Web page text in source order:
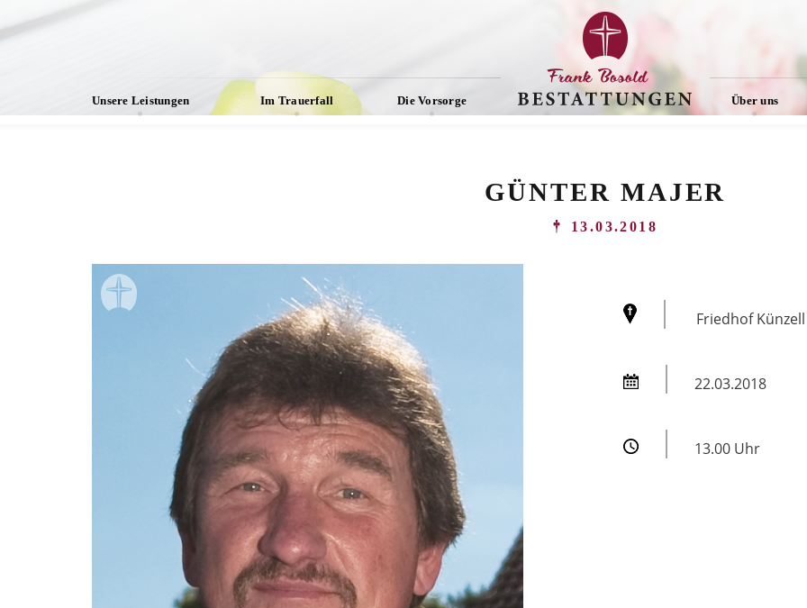
Unsere Leistungen Im Trauerfall Die Vorsorge Über uns
GÜNTER MAJER
13.03.2018
Friedhof Künzell
22.03.2018
13.00 Uhr